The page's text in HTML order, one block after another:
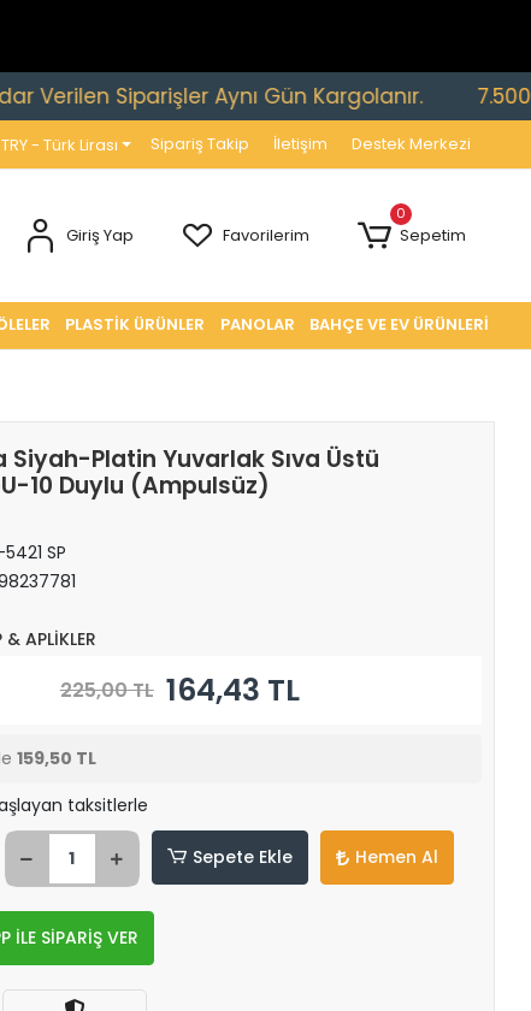
Siparişler Aynı Gün Kargolanır. 7.500 TL
TRY - Türk Lirası Sipariş Takip İletişim Destek Merkezi
Giriş Yap Favorilerim
0
Sepetim
PLASTİK ÜRÜNLER PANOLAR BAHÇE VE EV ÜRÜNLERİ
Siyah-Platin Yuvarlak Sıva Üstü
10 Duylu (Ampulsüz)
SP
& APLİKLER
225,00 TL 164,43 TL
159,50 TL
taksitlerle
Sepete Ekle Hemen Al
İLE SİPARİŞ VER